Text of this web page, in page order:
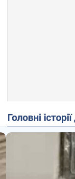
Головні